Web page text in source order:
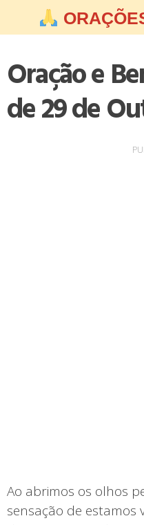
Oração e
de 29 de
Ao abrimos os olhos
sensação de estamos